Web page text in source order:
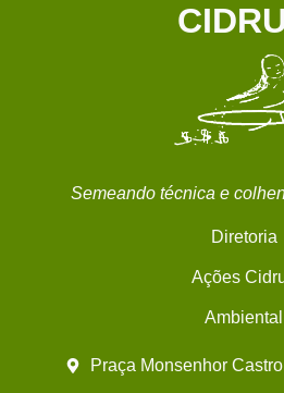
Semeando técnica e
Diretoria
Ações
Ambiental
Praça Monsenhor